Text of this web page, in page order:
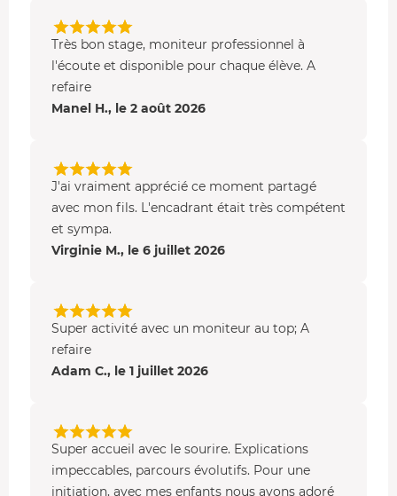
Très bon stage, moniteur professionnel à
l'écoute et disponible pour chaque élève. A
refaire
Manel H., le 2 août 2026
J'ai vraiment apprécié ce moment partagé
avec mon fils. L'encadrant était très compétent
et sympa.
Virginie M., le 6 juillet 2026
Super activité avec un moniteur au top; A
refaire
Adam C., le 1 juillet 2026
Super accueil avec le sourire. Explications
impeccables, parcours évolutifs. Pour une
initiation, avec mes enfants nous avons adoré